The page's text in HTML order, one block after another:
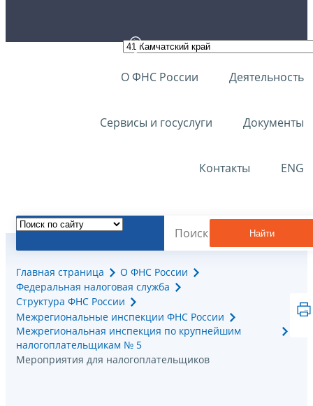
О ФНС России Деятельность
Сервисы и госуслуги Документы
Контакты ENG
Найти
Главная страница
О ФНС России
Федеральная налоговая служба
Структура ФНС России
Межрегиональные инспекции ФНС России
Межрегиональная инспекция по крупнейшим
налогоплательщикам № 5
Мероприятия для налогоплательщиков